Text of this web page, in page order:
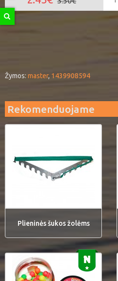
Žymos: master, 1439908594
Rekomenduojame
Plieninės šukos žolėms